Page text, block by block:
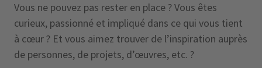
Vous ne pouvez pas rester en place ? Vous êtes
curieux, passionné et impliqué dans ce qui vous tient
à cœur ? Et vous aimez trouver de l’inspiration auprès
de personnes, de projets, d’œuvres, etc. ?